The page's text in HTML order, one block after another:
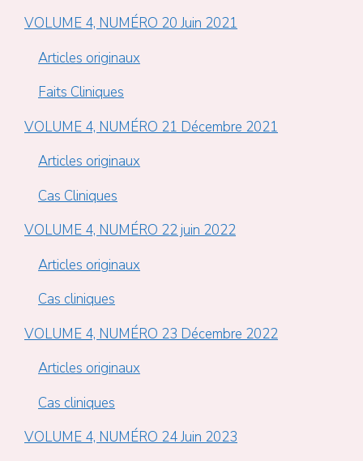
VOLUME 4, NUMÉRO 20 Juin 2021
Articles originaux
Faits Cliniques
VOLUME 4, NUMÉRO 21 Décembre 2021
Articles originaux
Cas Cliniques
VOLUME 4, NUMÉRO 22 juin 2022
Articles originaux
Cas cliniques
VOLUME 4, NUMÉRO 23 Décembre 2022
Articles originaux
Cas cliniques
VOLUME 4, NUMÉRO 24 Juin 2023